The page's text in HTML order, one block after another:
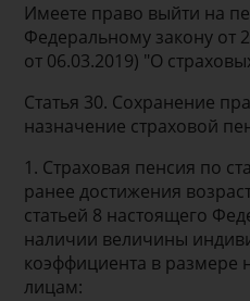
Имеете право выйти на
Федеральному закону от
от 06.03.2019) "О
Статья 30. Сохранение
назначение страховой
1. Страховая пенсия по
ранее достижения
статьей 8 настоящего
наличии величины
коэффициента в размере
лицам: